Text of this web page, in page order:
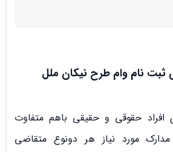
ثبت نام وام طرح نیکان ملل
افراد حقوقی و حقیقی باهم متفاوت
مورد نیاز هر دونوع متقاضی